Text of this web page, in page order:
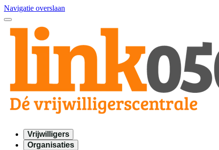
Navigatie overslaan
Vrijwilligers
Organisaties